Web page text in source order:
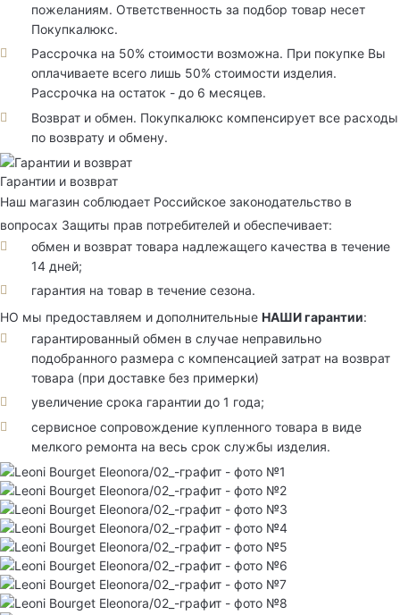
пожеланиям. Ответственность за подбор товар несет
Покупкалюкс.
Рассрочка на 50% стоимости возможна. При покупке Вы
оплачиваете всего лишь 50% стоимости изделия.
Рассрочка на остаток - до 6 месяцев.
Возврат и обмен. Покупкалюкс компенсирует все расходы
по возврату и обмену.
Гарантии и возврат
Наш магазин соблюдает Российское законодательство в
вопросах Защиты прав потребителей и обеспечивает:
обмен и возврат товара надлежащего качества в течение
14 дней;
гарантия на товар в течение сезона.
НО мы предоставляем и дополнительные НАШИ гарантии:
гарантированный обмен в случае неправильно
подобранного размера с компенсацией затрат на возврат
товара (при доставке без примерки)
увеличение срока гарантии до 1 года;
сервисное сопровождение купленного товара в виде
мелкого ремонта на весь срок службы изделия.